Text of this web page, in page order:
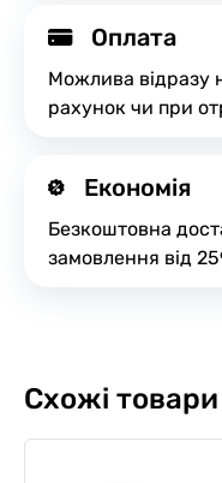
Оплата
Можлива відразу
рахунок чи при
Економія
Безкоштовна
замовлення від
Схожі товари